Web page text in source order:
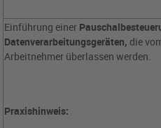
Einführung einer
Datenverarbeitungsgeräten, die
Arbeitnehmer überlassen werden.
Praxishinweis: